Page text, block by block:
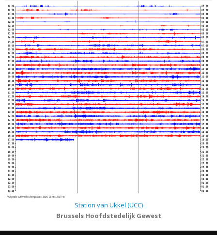
00:00
00:30
01:00
01:30
02:00
02:30
03:00
03:30
04:00
04:30
05:00
05:30
06:00
06:30
07:00
07:30
08:00
08:30
09:00
09:30
10:00
10:30
11:00
11:30
12:00
12:30
13:00
13:30
14:00
14:30
15:00
15:30
16:00
16:30
17:00
17:30
18:00
18:30
19:00
19:30
20:00
20:30
21:00
21:30
22:00
22:30
23:00
23:30
02:30
03:00
03:30
04:00
04:30
05:00
05:30
06:00
06:30
07:00
07:30
08:00
08:30
09:00
09:30
10:00
10:30
11:00
11:30
12:00
12:30
13:00
13:30
14:00
14:30
15:00
15:30
16:00
16:30
17:00
17:30
18:00
18:30
19:00
19:30
20:00
20:30
21:00
21:30
22:00
22:30
23:00
23:30
00:00
00:30
01:00
01:30
02:00
Volgende automatische update : 2026-08-08 17:17:40
Station van Ukkel (UCC)
Brussels Hoofdstedelijk Gewest